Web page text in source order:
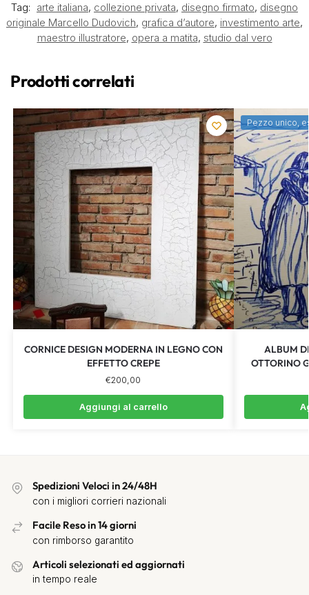
Tag: arte italiana, collezione privata, disegno firmato, disegno
originale Marcello Dudovich, grafica d’autore, investimento arte,
maestro illustratore, opera a matita, studio dal vero
Prodotti correlati
CORNICE DESIGN MODERNA IN LEGNO CON
EFFETTO CREPE
€200,00
Aggiungi al carrello
Pezzo unico,
ALBUM
OTTORINO
Spedizioni Veloci in 24/48H
con i migliori corrieri nazionali
Facile Reso in 14 giorni
con rimborso garantito
Articoli selezionati ed aggiornati
in tempo reale